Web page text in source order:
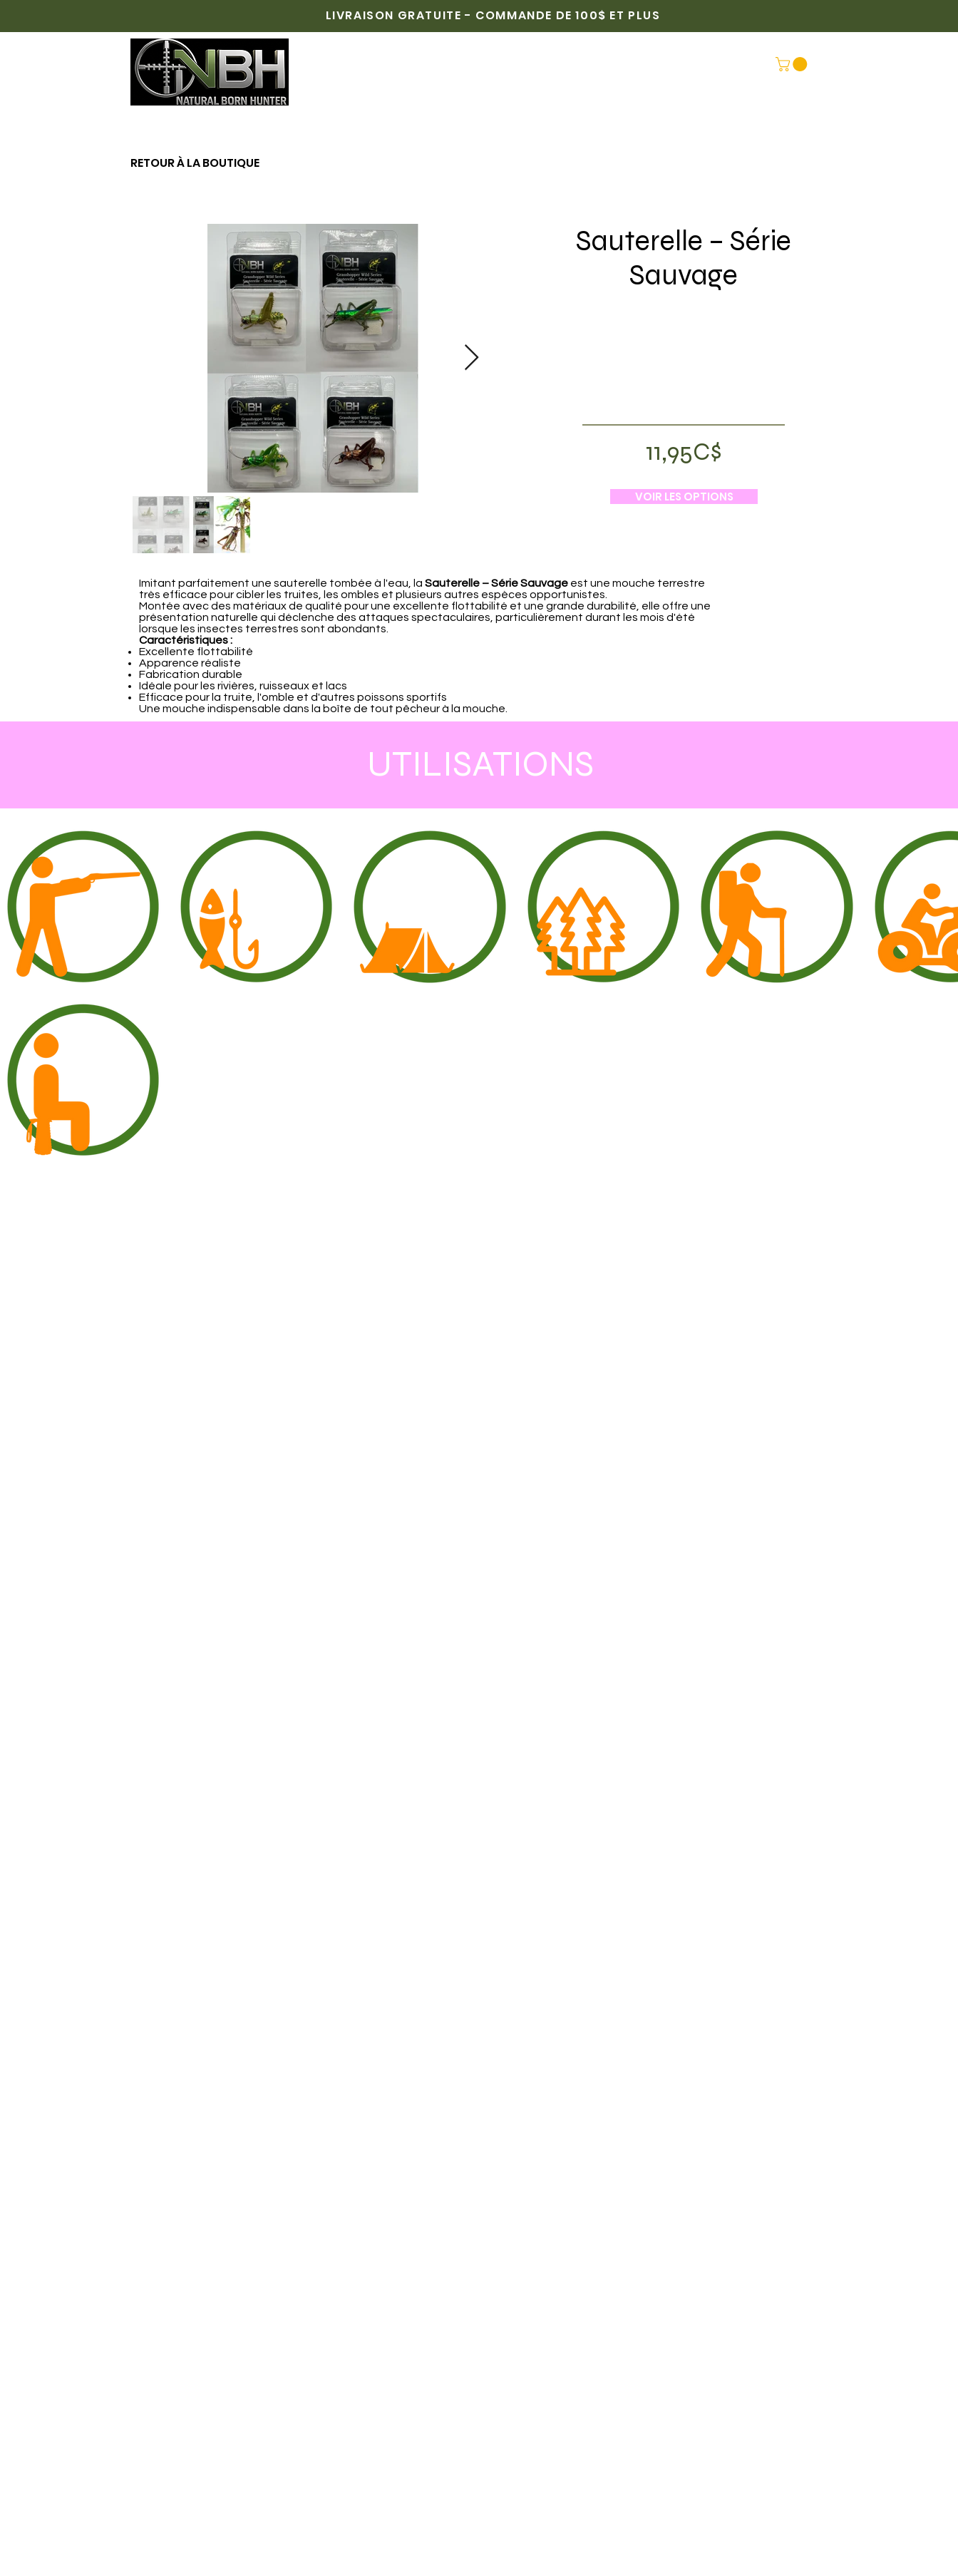
LIVRAISON GRATUITE - COMMANDE DE 100$ ET PLUS
RETOUR À LA BOUTIQUE
Sauterelle – Série
Sauvage
11,95C$
VOIR LES OPTIONS
Imitant parfaitement une sauterelle tombée à l'eau, la Sauterelle – Série Sauvage est une mouche terrestre
très efficace pour cibler les truites, les ombles et plusieurs autres espèces opportunistes.
Montée avec des matériaux de qualité pour une excellente flottabilité et une grande durabilité, elle offre une
présentation naturelle qui déclenche des attaques spectaculaires, particulièrement durant les mois d'été
lorsque les insectes terrestres sont abondants.
Caractéristiques :
Excellente flottabilité
Apparence réaliste
Fabrication durable
Idéale pour les rivières, ruisseaux et lacs
Efficace pour la truite, l'omble et d'autres poissons sportifs
Une mouche indispensable dans la boîte de tout pêcheur à la mouche.
UTILISATIONS